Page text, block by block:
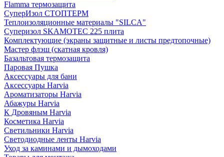
Flamma термозащита
СуперИзол СТОПТЕРМ
Теплоизоляционные материалы "SILCA"
Суперизол SKAMOTEC 225 плита
Комплектующие (экраны защитные и листы предтопочные)
Мастер флэш (скатная кровля)
Базальтовая термозащита
Паровая Пушка
Аксессуары для бани
Аксессуары Harvia
Ароматизаторы Harvia
Абажуры Harvia
К Дровяным Harvia
Косметика Harvia
Светильники Harvia
Светодиодные ленты Harvia
Уход за каминами и дымоходами